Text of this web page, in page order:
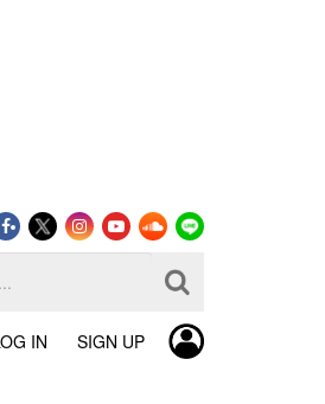
IN SIGN UP